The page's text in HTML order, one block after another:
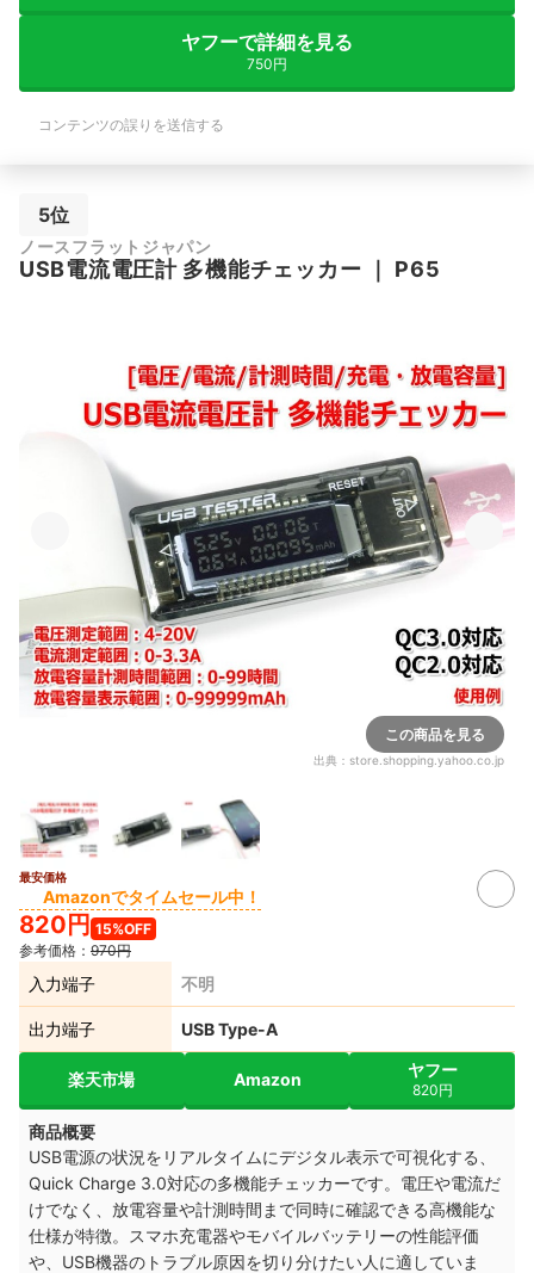
ヤフーで詳細を見る
750円
コンテンツの誤りを送信する
5位
ノースフラットジャパン
USB電流電圧計 多機能チェッカー P65
この商品を見る
出典： store.shopping.yahoo.co.jp
最安価格
Amazonでタイムセール中！
820円 15%OFF
参考価格： 970円
入力端子 不明
出力端子 USB Type-A
楽天市場 Amazon ヤフー
820円
商品概要
USB電源の状況をリアルタイムにデジタル表示で可視化する、
Quick Charge 3.0対応の多機能チェッカーです。電圧や電流だ
けでなく、放電容量や計測時間まで同時に確認できる高機能な
仕様が特徴。スマホ充電器やモバイルバッテリーの性能評価
や、USB機器のトラブル原因を切り分けたい人に適していま